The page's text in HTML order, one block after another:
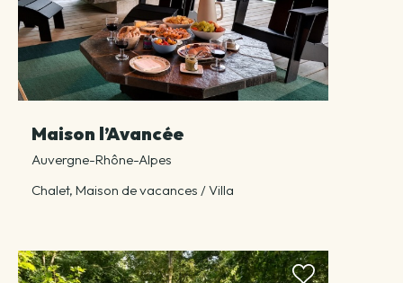
Maison l’Avancée
Auvergne-Rhône-Alpes
Chalet, Maison de vacances / Villa